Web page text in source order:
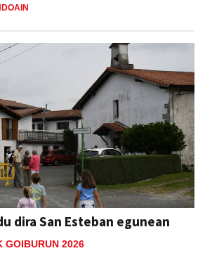
dira San Esteban egunean
GOIBURUN 2026